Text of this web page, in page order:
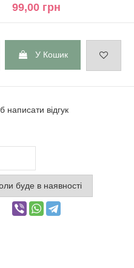
99,00 грн
У Кошик
написати відгук
буде в наявності